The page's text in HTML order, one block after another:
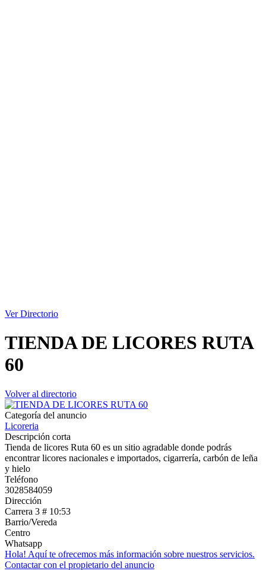
Ver Directorio
TIENDA DE LICORES RUTA
60
Volver al directorio
Categoría del anuncio
Licoreria
Descripción corta
Tienda de licores Ruta 60 es un sitio agradable donde podrás
encontrar licores nacionales e importados, cigarrería, carbón de leña
y hielo
Teléfono
3028584059
Dirección
Carrera 3 # 10:53
Barrio/Vereda
Centro
Whatsapp
Hola! Aquí te ofrecemos más información sobre nuestros servicios.
Contactar con el propietario del anuncio